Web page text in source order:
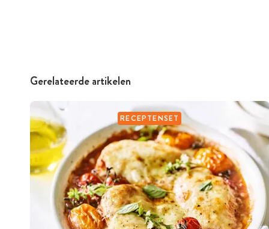
Gerelateerde artikelen
RECEPTENSET